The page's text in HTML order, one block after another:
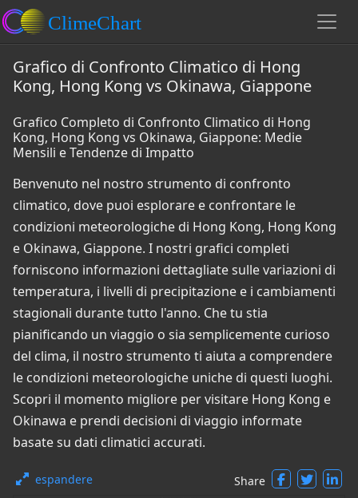
Grafico di Confronto Climatico di Hong
Kong, Hong Kong vs Okinawa, Giappone
Grafico Completo di Confronto Climatico di Hong
Kong, Hong Kong vs Okinawa, Giappone: Medie
Mensili e Tendenze di Impatto
Benvenuto nel nostro strumento di confronto
climatico, dove puoi esplorare e confrontare le
condizioni meteorologiche di Hong Kong, Hong Kong
e Okinawa, Giappone. I nostri grafici completi
forniscono informazioni dettagliate sulle variazioni di
temperatura, i livelli di precipitazione e i cambiamenti
stagionali durante tutto l'anno. Che tu stia
pianificando un viaggio o sia semplicemente curioso
del clima, il nostro strumento ti aiuta a comprendere
le condizioni meteorologiche uniche di questi luoghi.
Scopri il momento migliore per visitare Hong Kong e
Okinawa e prendi decisioni di viaggio informate
basate su dati climatici accurati.
espandere Share